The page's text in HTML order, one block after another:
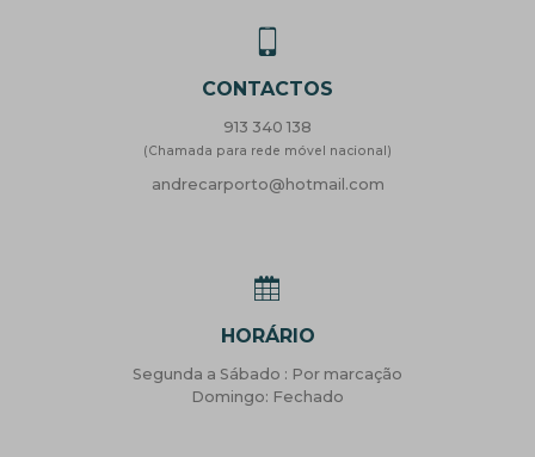
CONTACTOS
913 340 138
(Chamada para rede móvel nacional)
andrecarporto@hotmail.com
HORÁRIO
Segunda a Sábado : Por marcação
Domingo: Fechado